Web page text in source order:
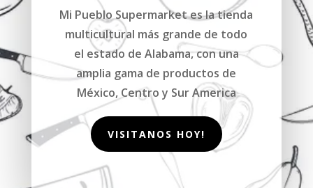
Mi Pueblo Supermarket es la tienda
multicultural más grande de todo
el estado de Alabama, con una
amplia gama de productos de
México, Centro y Sur America
VISITANOS HOY!